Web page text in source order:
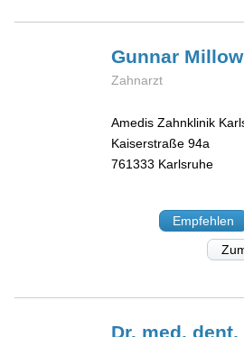
Gunnar Millow
Zahnarzt
Amedis Zahnklinik
Kaiserstraße 94a
761333 Karlsruhe
Empfehlen
Dr. med.